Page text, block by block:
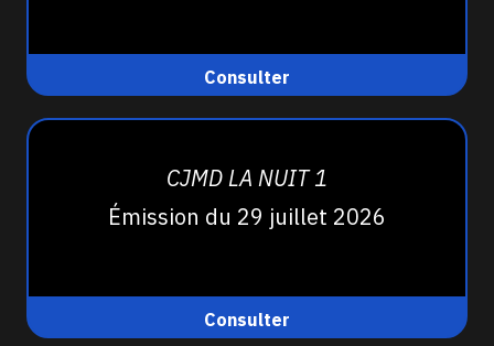
Consulter
CJMD LA NUIT 1
Émission du 29 juillet 2026
Consulter